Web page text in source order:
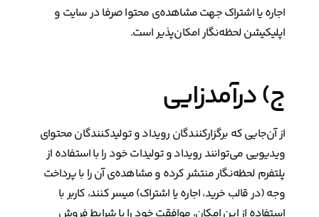
اجاره یا اشتراک جهت مشاهده‌ی محتوا صرفا در سایت و
اپلیکیشن لحظه‌نگار امکان‌پذیر است.
ج) درآمدزایی
از آن‌جایی که برگزارکنندگان رویداد و تولیدکنندگان محتوای
ویدیویی می‌توانند رویداد و تولیدات خود را با استفاده از
پلتفرم لحظه‌نگار منتشر کرده و مشاهده‌ی آن را با پرداخت
وجه (در قالب خرید، اجاره یا اشتراک) میسر کنند، کاربر با